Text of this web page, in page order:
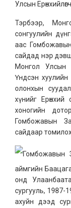
Улсын
Тэрбээр,
сонгуулийн
аас
сайдад нэр
Монгол Улсын
Үндсэн
олонхын
хүнийг Ерөнхий
хоногийн
Гомбожавын
сайдаар
Гомбожавын
аймгийн
онд
сургууль,
ахуйн дээд